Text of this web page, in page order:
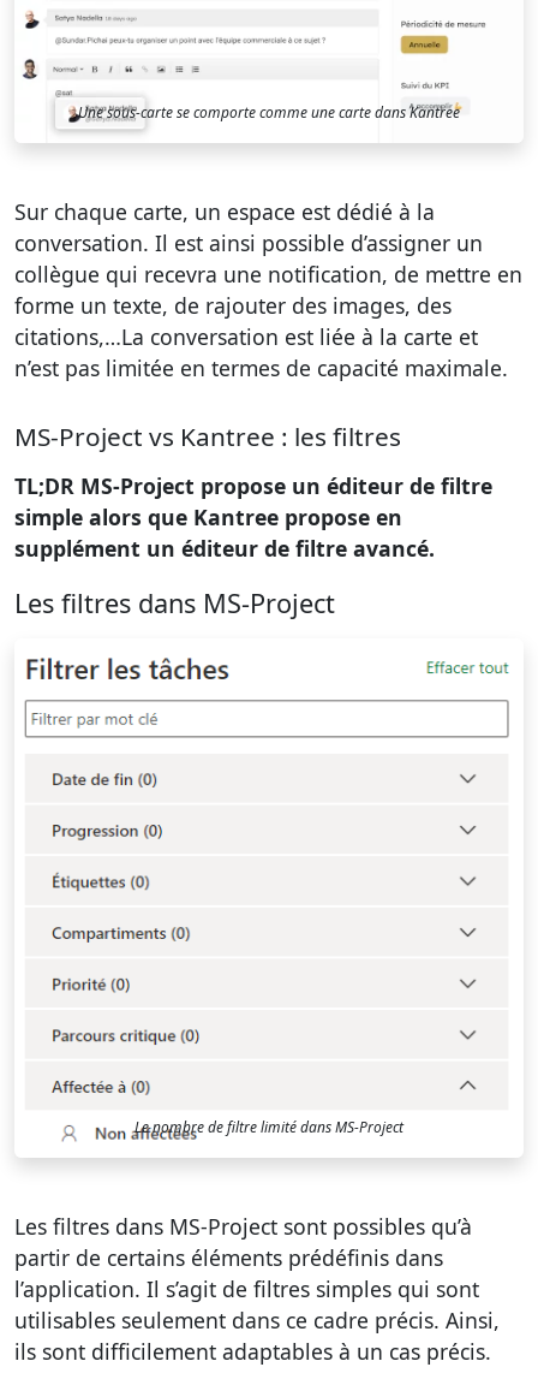
Une sous-carte se comporte comme une carte dans Kantree
Sur chaque carte, un espace est dédié à la
conversation. Il est ainsi possible d’assigner un
collègue qui recevra une notification, de mettre en
forme un texte, de rajouter des images, des
citations,…La conversation est liée à la carte et
n’est pas limitée en termes de capacité maximale.
MS-Project vs Kantree : les filtres
TL;DR MS-Project propose un éditeur de filtre
simple alors que Kantree propose en
supplément un éditeur de filtre avancé.
Les filtres dans MS-Project
Le nombre de filtre limité dans MS-Project
Les filtres dans MS-Project sont possibles qu’à
partir de certains éléments prédéfinis dans
l’application. Il s’agit de filtres simples qui sont
utilisables seulement dans ce cadre précis. Ainsi,
ils sont difficilement adaptables à un cas précis.